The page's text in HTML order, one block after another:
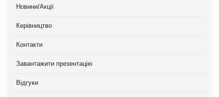
Новини/Акції
Керівництво
Контакти
Завантажити презентацію
Відгуки